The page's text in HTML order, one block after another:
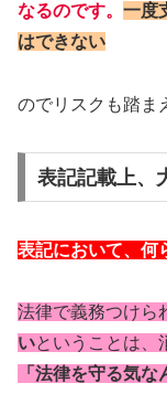
なるのです。 一度
はできない
のでリスクも踏ま
表記記載上、
表記において、何
法律で義務つけら
いということは、
「法律を守る気な